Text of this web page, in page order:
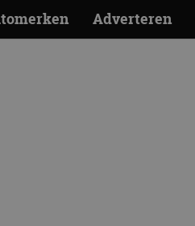
Adverteren